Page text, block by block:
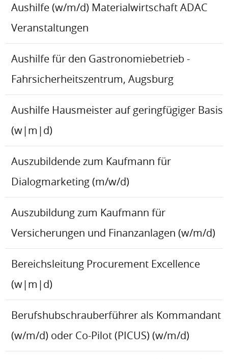
Aushilfe (w/m/d) Materialwirtschaft ADAC
Veranstaltungen
Aushilfe für den Gastronomiebetrieb -
Fahrsicherheitszentrum, Augsburg
Aushilfe Hausmeister auf geringfügiger Basis
(w|m|d)
Auszubildende zum Kaufmann für
Dialogmarketing (m/w/d)
Auszubildung zum Kaufmann für
Versicherungen und Finanzanlagen (w/m/d)
Bereichsleitung Procurement Excellence
(w|m|d)
Berufshubschrauberführer als Kommandant
(w/m/d) oder Co-Pilot (PICUS) (w/m/d)